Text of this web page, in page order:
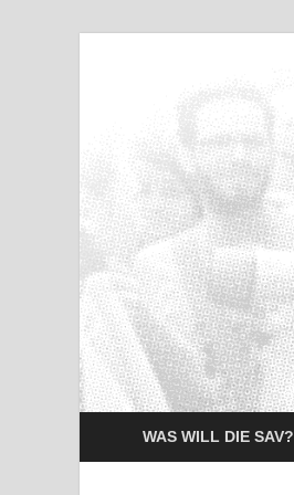
WAS WILL DIE SAV?